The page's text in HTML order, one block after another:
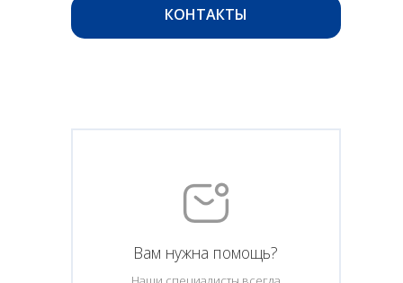
КОНТАКТЫ
Вам нужна помощь?